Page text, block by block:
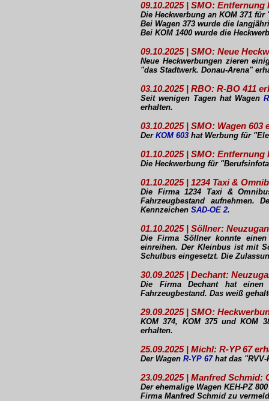
09.10.2025 | SMO:
Die Heckwerbung an KOM 371
Bei Wagen 373 wurde die
Bei KOM 1400 wurde die
09.10.2025 | SMO: Neue
Neue Heckwerbungen zieren
"das Stadtwerk. Donau-Arena"
03.10.2025 | RBO: R-BO 411
Seit wenigen Tagen hat Wagen
erhalten.
03.10.2025 | SMO: Wagen 603
Der KOM 603 hat Werbung für
01.10.2025 | SMO:
Die Heckwerbung für
01.10.2025 | 1234 Taxi &
Die Firma 1234 Taxi &
Fahrzeugbestand aufnehmen.
Kennzeichen SAD-OE 2.
01.10.2025 | Söllner:
Die Firma Söllner konnte
einreihen. Der Kleinbus ist mit
Schulbus eingesetzt. Die
30.09.2025 | Dechant:
Die Firma Dechant hat einen
Fahrzeugbestand. Das weiß
29.09.2025 | SMO:
KOM 374, KOM 375 und KOM
erhalten.
25.09.2025 | Michl: R-YP 67
Der Wagen R-YP 67hat das "RVV-
23.09.2025 | Manfred Schmid:
Der ehemalige Wagen KEH-PZ
Firma Manfred Schmid zu